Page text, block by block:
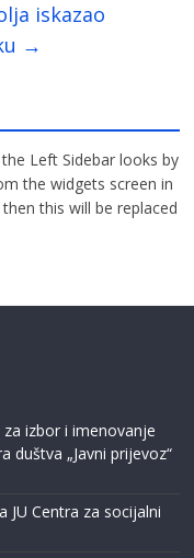
iskazao
→
Left Sidebar looks by
the widgets screen in
this will be replaced
izbor i imenovanje
duštva „Javni prijevoz“
Centra za socijalni